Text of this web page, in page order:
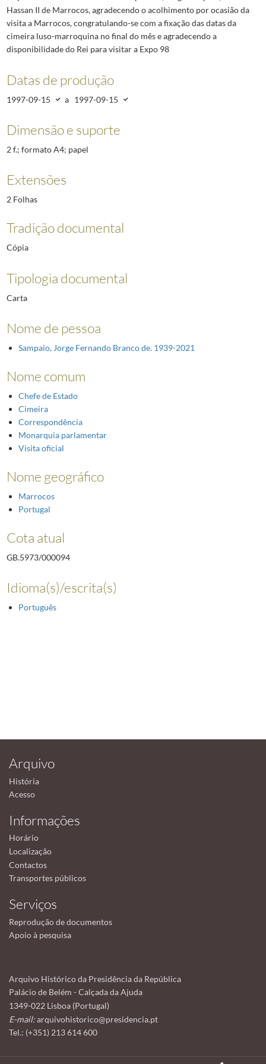
Hassan II de Marrocos, agradecendo o acolhimento por ocasião da
visita a Marrocos, congratulando-se com a fixação das datas da
cimeira luso-marroquina no final do mês e agradecendo a
disponibilidade do Rei para visitar a Expo 98
Datas de produção
1997-09-15 a 1997-09-15
Dimensão e suporte
2 f.; formato A4; papel
Extensões
2 Folhas
Tradição documental
Cópia
Tipologia documental
Carta
Nome de pessoa
Sampaio, Jorge Fernando Branco de. 1939-2021
Nome comum
Chefe de Estado
Cimeira
Correspondência
Monarquia parlamentar
Visita oficial
Nome geográfico
Marrocos
Portugal
Cota atual
GB.5973/000094
Idioma(s)/escrita(s)
Português
Arquivo
História
Acesso
Informações
Horário
Localização
Contactos
Transportes públicos
Serviços
Reprodução de documentos
Apoio à pesquisa
Arquivo Histórico da Presidência da República
Palácio de Belém - Calçada da Ajuda
1349-022 Lisboa (Portugal)
E-mail:arquivohistorico@presidencia.pt
Tel.: (+351) 213 614 600